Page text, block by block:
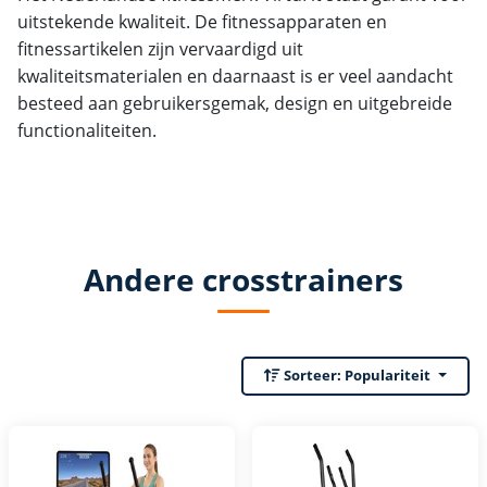
uitstekende kwaliteit. De fitnessapparaten en
fitnessartikelen zijn vervaardigd uit
kwaliteitsmaterialen en daarnaast is er veel aandacht
besteed aan gebruikersgemak, design en uitgebreide
functionaliteiten.
Andere crosstrainers
Sorteer: Populariteit